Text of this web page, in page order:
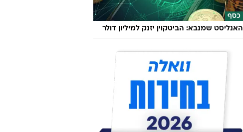
כסף
האנליסט שמנבא: הביטקוין יזנק למיליון דולר